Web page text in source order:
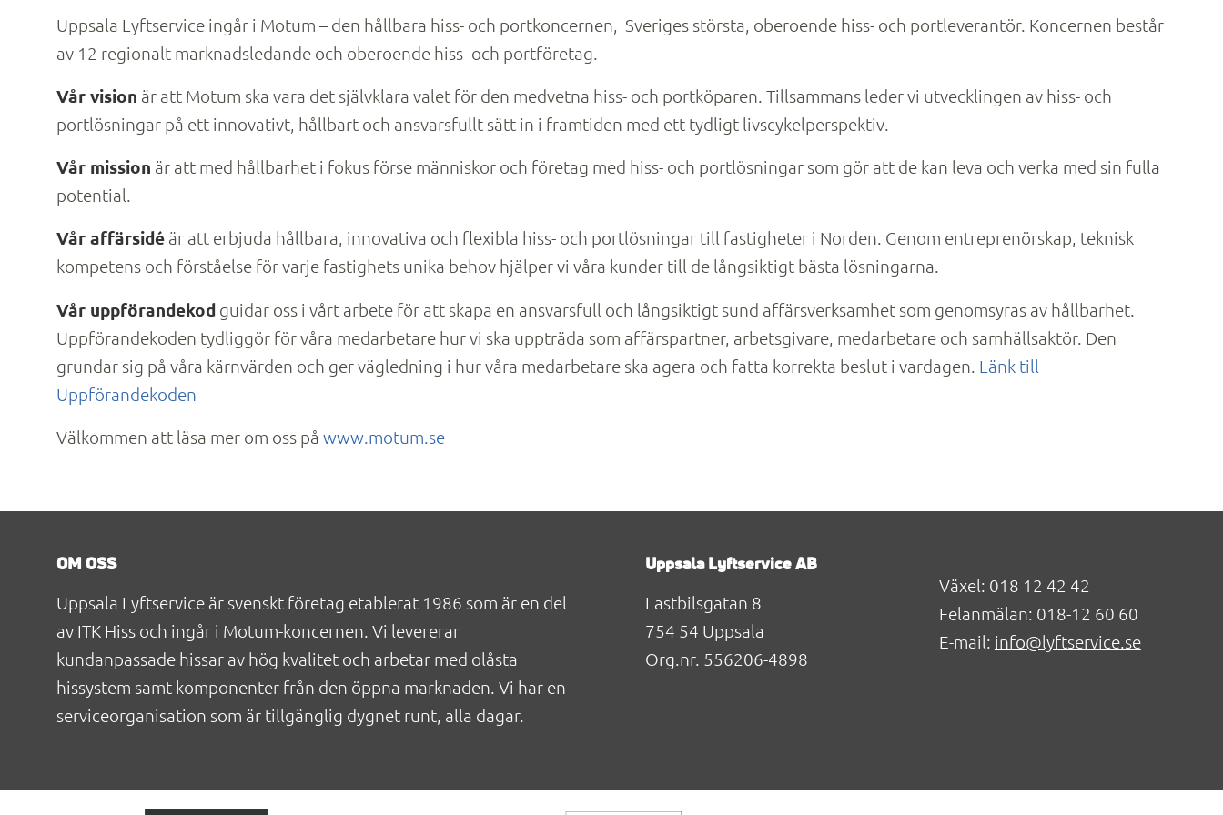
Uppsala Lyftservice ingår i Motum – den hållbara hiss- och portkoncernen, Sveriges största, oberoende hiss- och portleverantör. Koncernen består
av 12 regionalt marknadsledande och oberoende hiss- och portföretag.
Vår vision är att Motum ska vara det självklara valet för den medvetna hiss- och portköparen. Tillsammans leder vi utvecklingen av hiss- och
portlösningar på ett innovativt, hållbart och ansvarsfullt sätt in i framtiden med ett tydligt livscykelperspektiv.
Vår mission är att med hållbarhet i fokus förse människor och företag med hiss- och portlösningar som gör att de kan leva och verka med sin fulla
potential.
Vår affärsidé är att erbjuda hållbara, innovativa och flexibla hiss- och portlösningar till fastigheter i Norden. Genom entreprenörskap, teknisk
kompetens och förståelse för varje fastighets unika behov hjälper vi våra kunder till de långsiktigt bästa lösningarna.
Vår uppförandekod guidar oss i vårt arbete för att skapa en ansvarsfull och långsiktigt sund affärsverksamhet som genomsyras av hållbarhet.
Uppförandekoden tydliggör för våra medarbetare hur vi ska uppträda som affärspartner, arbetsgivare, medarbetare och samhällsaktör. Den
grundar sig på våra kärnvärden och ger vägledning i hur våra medarbetare ska agera och fatta korrekta beslut i vardagen. Länk till
Uppförandekoden
Välkommen att läsa mer om oss på www.motum.se
OM OSS
Uppsala Lyftservice är svenskt företag etablerat 1986 som är en del
av ITK Hiss och ingår i Motum-koncernen. Vi levererar
kundanpassade hissar av hög kvalitet och arbetar med olåsta
hissystem samt komponenter från den öppna marknaden. Vi har en
serviceorganisation som är tillgänglig dygnet runt, alla dagar.
Uppsala Lyftservice AB
Lastbilsgatan 8
754 54 Uppsala
Org.nr. 556206-4898
Växel: 018 12 42 42
Felanmälan: 018-12 60 60
E-mail: info@lyftservice.se